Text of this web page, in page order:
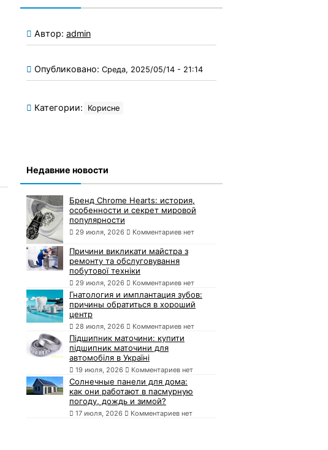
Автор: admin
Опубликовано: Среда, 2025/05/14 - 21:14
Категории: Корисне
Недавние новости
Бренд Chrome Hearts: история,
особенности и секрет мировой
популярности
29 июля, 2026 Комментариев нет
Причини викликати майстра з
ремонту та обслуговування
побутової техніки
29 июля, 2026 Комментариев нет
Гнатология и имплантация зубов:
причины обратиться в хороший
центр
28 июля, 2026 Комментариев нет
Підшипник маточини: купити
підшипник маточини для
автомобіля в Україні
19 июля, 2026 Комментариев нет
Солнечные панели для дома:
как они работают в пасмурную
погоду, дождь и зимой?
17 июля, 2026 Комментариев нет